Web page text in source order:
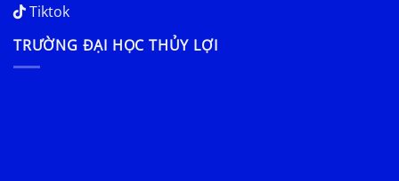
Tiktok
TRƯỜNG ĐẠI HỌC THỦY LỢI